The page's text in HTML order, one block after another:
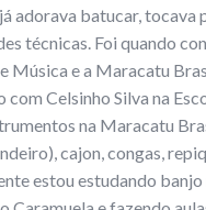
adorava batucar, tocava
técnicas. Foi quando
Música e a Maracatu
com Celsinho Silva na
na Maracatu
cajon, congas,
estou estudando banjo